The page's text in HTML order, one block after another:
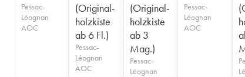
Pessac-
Léognan
AOC
(Original-
holzkiste
ab 6 Fl.)
Pessac-
Léognan
AOC
(Original-
holzkiste
ab 3
Mag.)
Pessac-
Léognan
Pessac-
Léognan
AOC